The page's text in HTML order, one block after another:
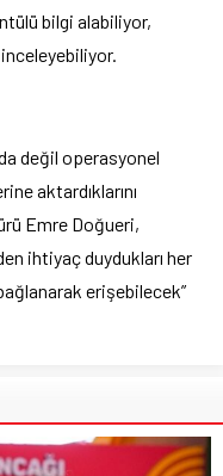
bilgi alabiliyor,
değil operasyonel
aktardıklarını
Emre Doğueri,
ihtiyaç duydukları her
erişebilecek”